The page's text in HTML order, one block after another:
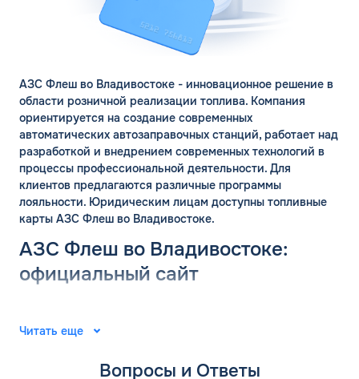
АЗС Флеш во Владивостоке - инновационное решение в
области розничной реализации топлива. Компания
ориентируется на создание современных
автоматических автозаправочных станций, работает над
разработкой и внедрением современных технологий в
процессы профессиональной деятельности. Для
клиентов предлагаются различные программы
лояльности. Юридическим лицам доступны топливные
карты АЗС Флеш во Владивостоке.
АЗС Флеш во Владивостоке:
официальный сайт
2008 году. Специалисты разработали и внедрили
автоматические автозаправочные станции на
выпущены для АЗС “Газпром”. В последующие годы
Читать еще
Вопросы и Ответы
ЗАКАЗАТЬ
ОБРАТНЫЙ ЗВОНОК
Имя*
Телефон*
Email*
Заполняя форму, я
соглашаюсь с
обработкой персональных данных
ЗАВТРА
Спасибо! Ваша заявка принята.
Мы свяжемся с Вами в ближайшее
рабочее время: пн-пт с 9:00 до 18:00
по МСК
ОК